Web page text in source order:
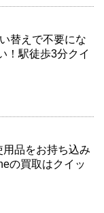
替えで不要にな
！駅徒歩3分クイ
品をお持ち込み
の買取はクイッ